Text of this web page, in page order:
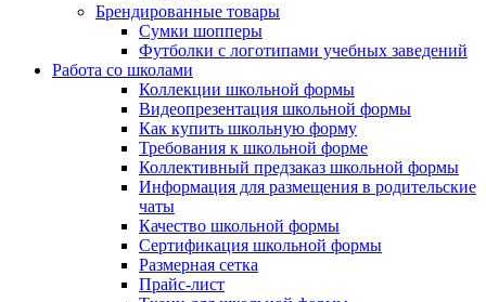
Брендированные товары
Сумки шопперы
Футболки с логотипами учебных заведений
Работа со школами
Коллекции школьной формы
Видеопрезентация школьной формы
Как купить школьную форму
Требования к школьной форме
Коллективный предзаказ школьной формы
Информация для размещения в родительские
чаты
Качество школьной формы
Сертификация школьной формы
Размерная сетка
Прайс-лист